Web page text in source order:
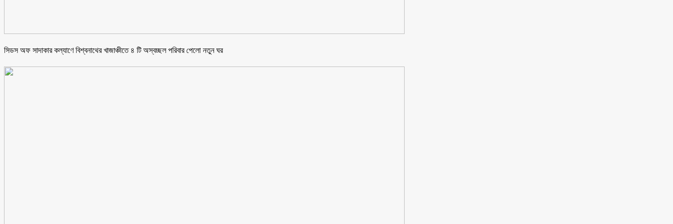
সিডস অফ সাদাকার কল্যাণে বিশ্বনাথের খাজাঞ্চীতে ৪ টি অস্বচ্ছল পরিবার পেলো নতুন ঘর